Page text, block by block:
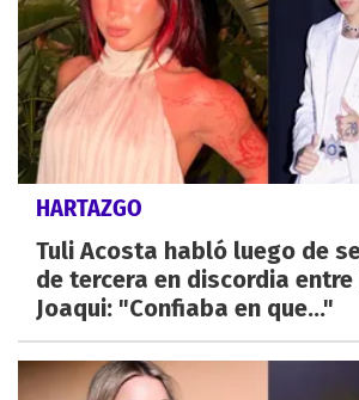
HARTAZGO
Tuli Acosta habló luego de
de tercera en discordia entre
Joaqui: "Confiaba en que..."